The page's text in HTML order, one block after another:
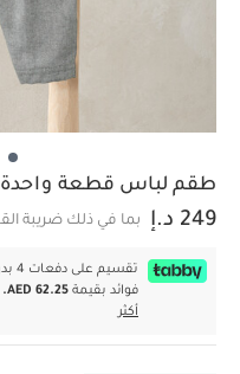
طقم لباس قطعة
249 د.إ بما في ذلك ضريبة
تقسيم
فوائد بقيمة AED 62.25.
أكثر